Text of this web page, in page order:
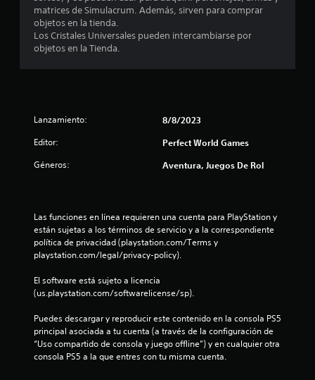
matrices de Simulacrum. Además, sirven para comprar
objetos en la tienda.
Los Cristales Universales pueden intercambiarse por
objetos en la Tienda.
Lanzamiento: 8/8/2023
Editor: Perfect World Games
Géneros: Aventura, Juegos De Rol
Las funciones en línea requieren una cuenta para PlayStation y
están sujetas a los términos de servicio y a la correspondiente
política de privacidad (playstation.com/Terms y
playstation.com/legal/privacy-policy).
El software está sujeto a licencia
(us.playstation.com/softwarelicense/sp).
Puedes descargar y reproducir este contenido en la consola PS5
principal asociada a tu cuenta (a través de la configuración de
“Uso compartido de consola y juego offline”) y en cualquier otra
consola PS5 a la que entres con tu misma cuenta.